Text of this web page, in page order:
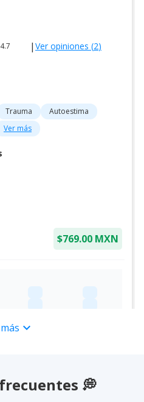
4.7 | Ver opiniones (2)
Trauma
Autoestima
Ver más
$769.00 MXN
expand_more
💭